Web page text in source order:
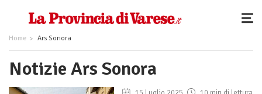
Home Ars Sonora
Notizie Ars Sonora